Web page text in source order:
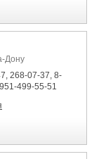
Дону
268-07-37, 8-
499-55-51